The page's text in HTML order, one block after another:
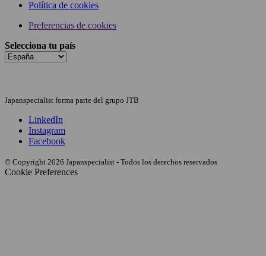
Política de cookies
Preferencias de cookies
Selecciona tu país
Japanspecialist forma parte del grupo JTB
LinkedIn
Instagram
Facebook
© Copyright 2026 Japanspecialist - Todos los derechos reservados
Cookie Preferences